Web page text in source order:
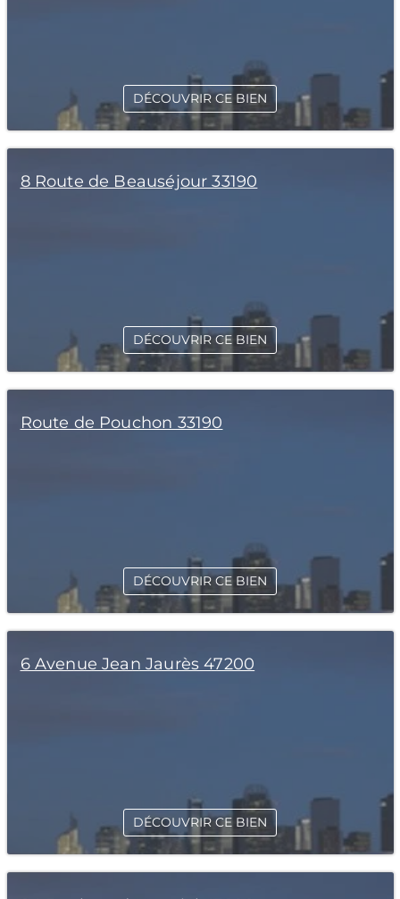
DÉCOUVRIR CE BIEN
8 Route de Beauséjour 33190
DÉCOUVRIR CE BIEN
Route de Pouchon 33190
DÉCOUVRIR CE BIEN
6 Avenue Jean Jaurès 47200
DÉCOUVRIR CE BIEN